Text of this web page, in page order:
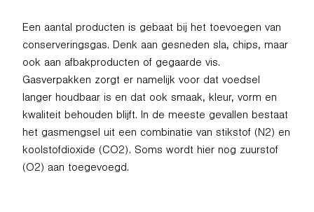
Een aantal producten is gebaat bij het toevoegen van
conserveringsgas. Denk aan gesneden sla, chips, maar
ook aan afbakproducten of gegaarde vis.
Gasverpakken zorgt er namelijk voor dat voedsel
langer houdbaar is en dat ook smaak, kleur, vorm en
kwaliteit behouden blijft. In de meeste gevallen bestaat
het gasmengsel uit een combinatie van stikstof (N2) en
koolstofdioxide (CO2). Soms wordt hier nog zuurstof
(O2) aan toegevoegd.